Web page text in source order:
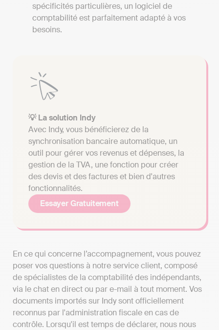
spécificités particulières, un logiciel de
comptabilité est parfaitement adapté à vos
besoins.
💡 La solution Indy
Avec Indy, vous bénéficierez de la
synchronisation bancaire automatique, un
outil pour gérer vos revenus et dépenses, la
gestion de la TVA, une fonction pour créer
des devis et des factures et bien d'autres
fonctionnalités.
Essayer Gratuitement
En ce qui concerne l’accompagnement, vous pouvez
poser vos questions à notre service client, composé
de spécialistes de la comptabilité des indépendants,
via le chat en direct ou par e-mail à tout moment. Vos
documents importés sur Indy sont officiellement
reconnus par l'administration fiscale en cas de
contrôle. Lorsqu'il est temps de déclarer, nous nous